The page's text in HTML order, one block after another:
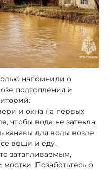
напомнили о
подтопления и
и окна на первых
чтобы вода не затекла
канавы для воды возле
вещи и еду.
затапливаемым,
Позаботьтесь о